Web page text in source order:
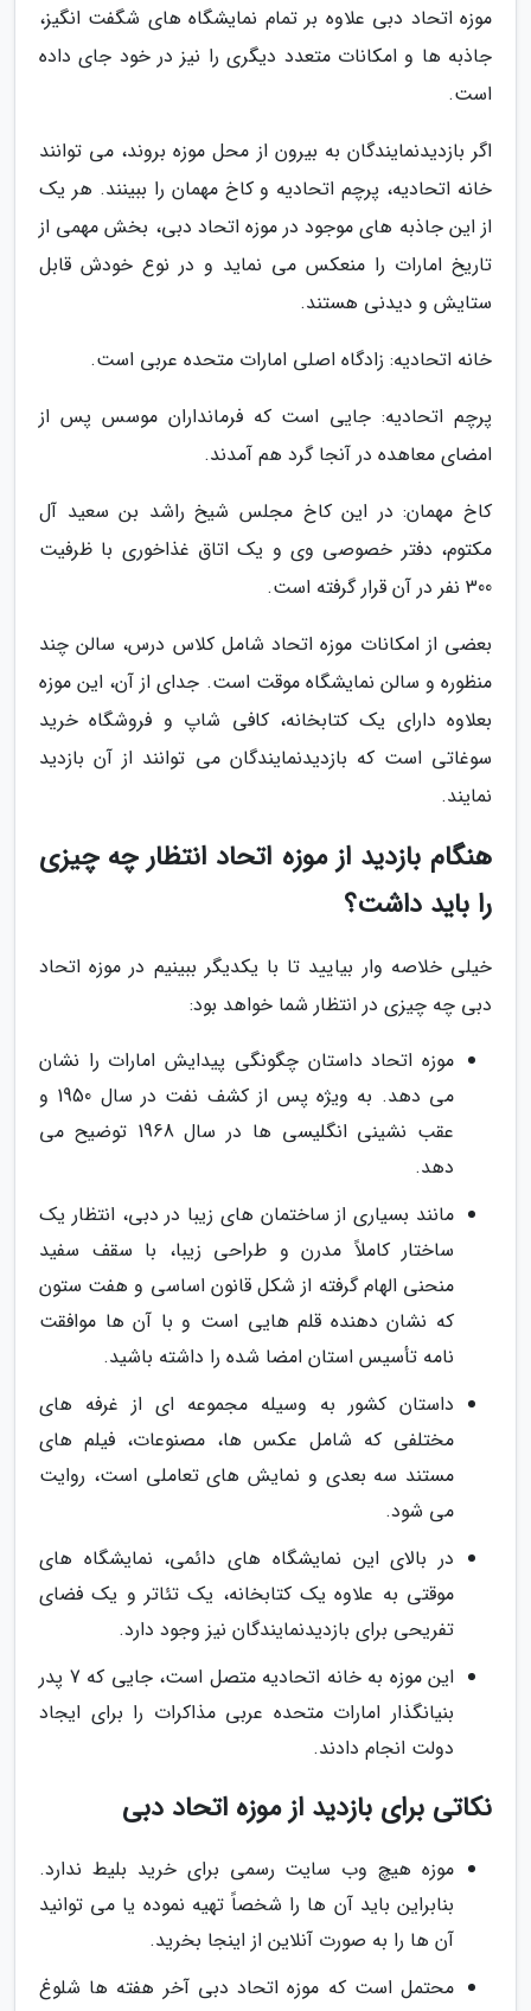
موزه اتحاد دبی علاوه بر تمام نمایشگاه های شگفت انگیز،
جاذبه ها و امکانات متعدد دیگری را نیز در خود جای داده
است.
اگر بازدیدنمایندگان به بیرون از محل موزه بروند، می توانند
خانه اتحادیه، پرچم اتحادیه و کاخ مهمان را ببینند. هر یک
از این جاذبه های موجود در موزه اتحاد دبی، بخش مهمی از
تاریخ امارات را منعکس می نماید و در نوع خودش قابل
ستایش و دیدنی هستند.
خانه اتحادیه: زادگاه اصلی امارات متحده عربی است.
پرچم اتحادیه: جایی است که فرمانداران موسس پس از
امضای معاهده در آنجا گرد هم آمدند.
کاخ مهمان: در این کاخ مجلس شیخ راشد بن سعید آل
مکتوم، دفتر خصوصی وی و یک اتاق غذاخوری با ظرفیت
300 نفر در آن قرار گرفته است.
بعضی از امکانات موزه اتحاد شامل کلاس درس، سالن چند
منظوره و سالن نمایشگاه موقت است. جدای از آن، این موزه
بعلاوه دارای یک کتابخانه، کافی شاپ و فروشگاه خرید
سوغاتی است که بازدیدنمایندگان می توانند از آن بازدید
نمایند.
هنگام بازدید از موزه اتحاد انتظار چه چیزی
را باید داشت؟
خیلی خلاصه وار بیایید تا با یکدیگر ببینیم در موزه اتحاد
دبی چه چیزی در انتظار شما خواهد بود:
موزه اتحاد داستان چگونگی پیدایش امارات را نشان
می دهد. به ویژه پس از کشف نفت در سال 1950 و
عقب نشینی انگلیسی ها در سال 1968 توضیح می
دهد.
مانند بسیاری از ساختمان های زیبا در دبی، انتظار یک
ساختار کاملاً مدرن و طراحی زیبا، با سقف سفید
منحنی الهام گرفته از شکل قانون اساسی و هفت ستون
که نشان دهنده قلم هایی است و با آن ها موافقت
نامه تأسیس استان امضا شده را داشته باشید.
داستان کشور به وسیله مجموعه ای از غرفه های
مختلفی که شامل عکس ها، مصنوعات، فیلم های
مستند سه بعدی و نمایش های تعاملی است، روایت
می شود.
در بالای این نمایشگاه های دائمی، نمایشگاه های
موقتی به علاوه یک کتابخانه، یک تئاتر و یک فضای
تفریحی برای بازدیدنمایندگان نیز وجود دارد.
این موزه به خانه اتحادیه متصل است، جایی که 7 پدر
بنیانگذار امارات متحده عربی مذاکرات را برای ایجاد
دولت انجام دادند.
نکاتی برای بازدید از موزه اتحاد دبی
موزه هیچ وب سایت رسمی برای خرید بلیط ندارد.
بنابراین باید آن ها را شخصاً تهیه نموده یا می توانید
آن ها را به صورت آنلاین از اینجا بخرید.
محتمل است که موزه اتحاد دبی آخر هفته ها شلوغ